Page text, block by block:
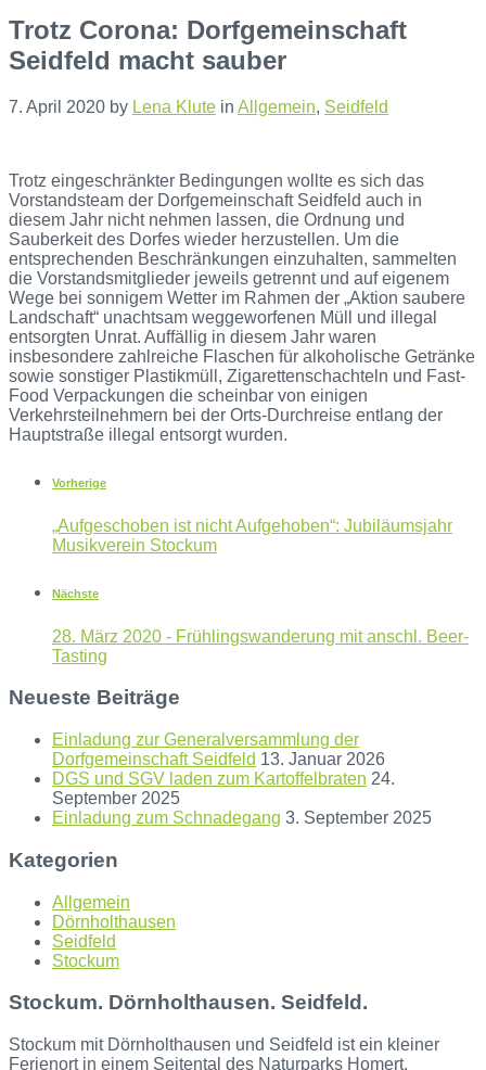
Trotz Corona: Dorfgemeinschaft
Seidfeld macht sauber
7. April 2020 by Lena Klute in Allgemein, Seidfeld
Trotz eingeschränkter Bedingungen wollte es sich das
Vorstandsteam der Dorfgemeinschaft Seidfeld auch in
diesem Jahr nicht nehmen lassen, die Ordnung und
Sauberkeit des Dorfes wieder herzustellen. Um die
entsprechenden Beschränkungen einzuhalten, sammelten
die Vorstandsmitglieder jeweils getrennt und auf eigenem
Wege bei sonnigem Wetter im Rahmen der „Aktion saubere
Landschaft“ unachtsam weggeworfenen Müll und illegal
entsorgten Unrat. Auffällig in diesem Jahr waren
insbesondere zahlreiche Flaschen für alkoholische Getränke
sowie sonstiger Plastikmüll, Zigarettenschachteln und Fast-
Food Verpackungen die scheinbar von einigen
Verkehrsteilnehmern bei der Orts-Durchreise entlang der
Hauptstraße illegal entsorgt wurden.
Vorherige
„Aufgeschoben ist nicht Aufgehoben“: Jubiläumsjahr
Musikverein Stockum
Nächste
28. März 2020 - Frühlingswanderung mit anschl. Beer-
Tasting
Neueste Beiträge
Einladung zur Generalversammlung der
Dorfgemeinschaft Seidfeld 13. Januar 2026
DGS und SGV laden zum Kartoffelbraten 24.
September 2025
Einladung zum Schnadegang 3. September 2025
Kategorien
Allgemein
Dörnholthausen
Seidfeld
Stockum
Stockum. Dörnholthausen. Seidfeld.
Stockum mit Dörnholthausen und Seidfeld ist ein kleiner
Ferienort in einem Seitental des Naturparks Homert.